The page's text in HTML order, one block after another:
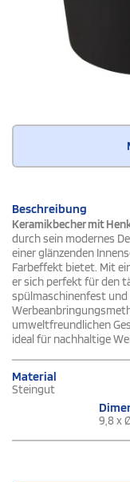
Beschreibung
Keramikbecher mit
durch sein modernes
einer glänzenden
Farbeffekt bietet. Mit
er sich perfekt für den
spülmaschinenfest
umweltfreundlichen
ideal für nachhaltige
Material
Steingut
9,8 x